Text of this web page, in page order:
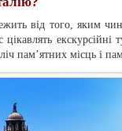
від того, яким
екскурсійні
пам’ятних місць і